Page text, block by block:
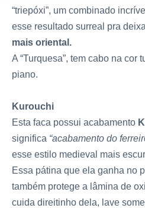
“triepóxi”, um combinado
esse resultado surreal pra
mais oriental.
A “Turquesa”, tem cabo na cor
piano.
Kurouchi
Esta faca possui acabamento
significa “acabamento do
esse estilo medieval mais
Essa pátina que ela ganha no
também protege a lâmina de
cuida direitinho dela, lave